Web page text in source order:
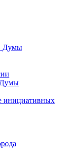
Думы
Думы
инициативных